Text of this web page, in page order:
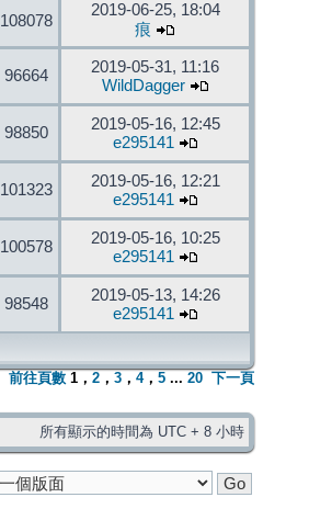
108078
2019-06-25, 18:04
痕
96664
2019-05-31, 11:16
WildDagger
98850
2019-05-16, 12:45
e295141
101323
2019-05-16, 12:21
e295141
100578
2019-05-16, 10:25
e295141
98548
2019-05-13, 14:26
e295141
前往頁數 1 ， 2 ， 3 ， 4， 5 ... 20 下一頁
所有顯示的時間為 UTC + 8 小時